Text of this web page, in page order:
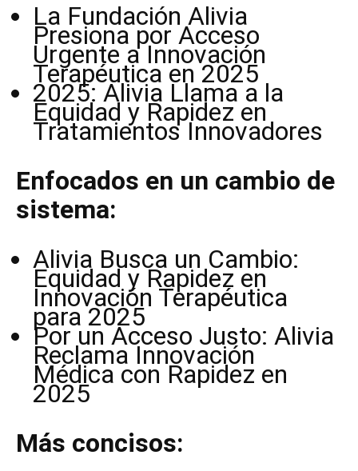
La Fundación Alivia
Presiona por Acceso
Urgente a Innovación
Terapéutica en 2025
2025: Alivia Llama a la
Equidad y Rapidez en
Tratamientos Innovadores
Enfocados en un cambio de
sistema:
Alivia Busca un Cambio:
Equidad y Rapidez en
Innovación Terapéutica
para 2025
Por un Acceso Justo: Alivia
Reclama Innovación
Médica con Rapidez en
2025
Más concisos: